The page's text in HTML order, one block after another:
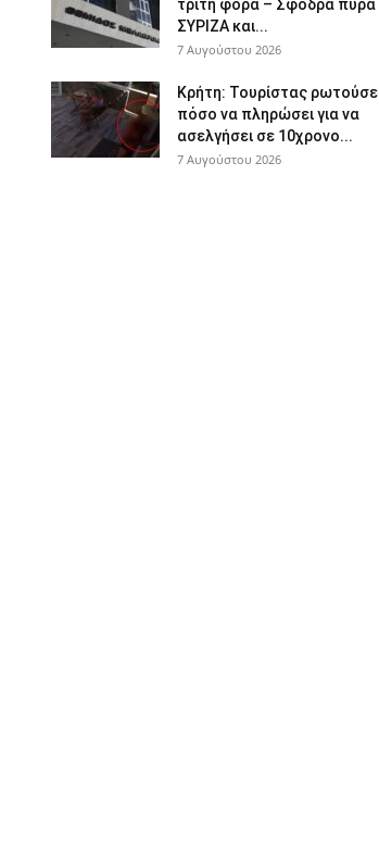
τρίτη φορά – Σφοδρά πυρά
ΣΥΡΙΖΑ και...
7 Αυγούστου 2026
Κρήτη: Τουρίστας ρωτούσε
πόσο να πληρώσει για να
ασελγήσει σε 10χρονο...
7 Αυγούστου 2026